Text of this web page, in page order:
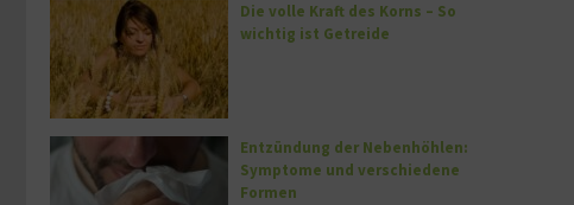
Die volle Kraft des Korns – So
wichtig ist Getreide
Entzündung der Nebenhöhlen:
Symptome und verschiedene
Formen